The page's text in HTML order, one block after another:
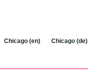
Chicago (en) Chicago (de)